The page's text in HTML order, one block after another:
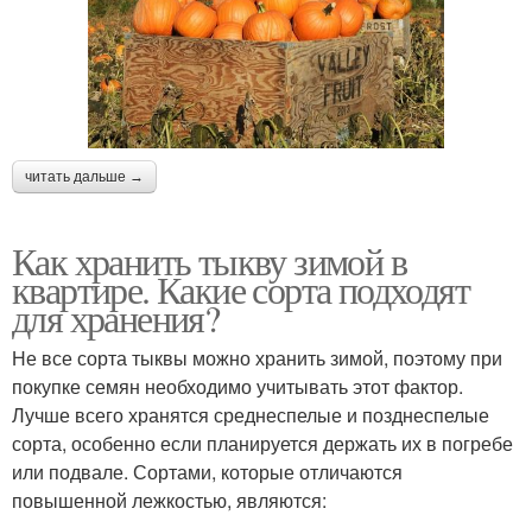
читать дальше →
Как хранить тыкву зимой в
квартире. Какие сорта подходят
для хранения?
Не все сорта тыквы можно хранить зимой, поэтому при
покупке семян необходимо учитывать этот фактор.
Лучше всего хранятся среднеспелые и позднеспелые
сорта, особенно если планируется держать их в погребе
или подвале. Сортами, которые отличаются
повышенной лежкостью, являются: